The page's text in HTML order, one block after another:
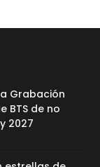
Grabación
BTS de no
2027